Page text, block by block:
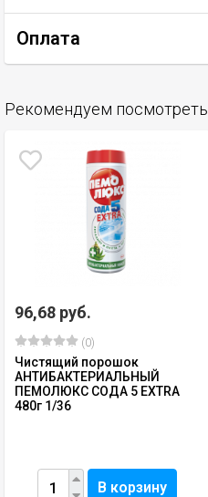
Оплата
Рекомендуем посмотреть
96,68 руб.
(0)
Чистящий порошок
АНТИБАКТЕРИАЛЬНЫЙ
ПЕМОЛЮКС СОДА 5 EXTRA
480г 1/36
В корзину